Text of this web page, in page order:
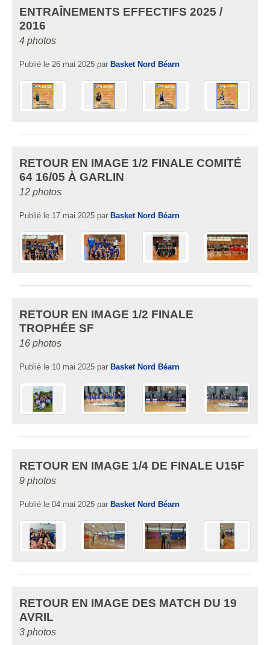
ENTRAÎNEMENTS EFFECTIFS 2025 /
2016
4 photos
Publié le 26 mai 2025 par Basket Nord Béarn
RETOUR EN IMAGE 1/2 FINALE COMITÉ
64 16/05 À GARLIN
12 photos
Publié le 17 mai 2025 par Basket Nord Béarn
RETOUR EN IMAGE 1/2 FINALE
TROPHÉE SF
16 photos
Publié le 10 mai 2025 par Basket Nord Béarn
RETOUR EN IMAGE 1/4 DE FINALE U15F
9 photos
Publié le 04 mai 2025 par Basket Nord Béarn
RETOUR EN IMAGE DES MATCH DU 19
AVRIL
3 photos